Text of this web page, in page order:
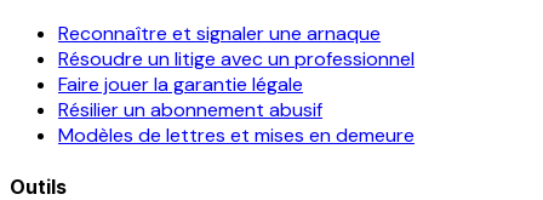
Reconnaître et signaler une arnaque
Résoudre un litige avec un professionnel
Faire jouer la garantie légale
Résilier un abonnement abusif
Modèles de lettres et mises en demeure
Outils